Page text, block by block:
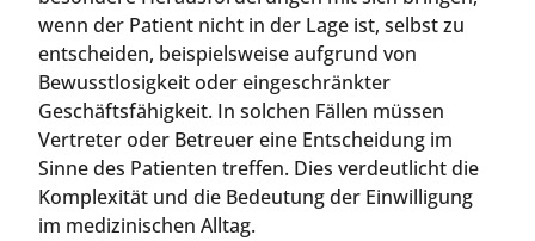
wenn der Patient nicht in der Lage ist, selbst zu
entscheiden, beispielsweise aufgrund von
Bewusstlosigkeit oder eingeschränkter
Geschäftsfähigkeit. In solchen Fällen müssen
Vertreter oder Betreuer eine Entscheidung im
Sinne des Patienten treffen. Dies verdeutlicht die
Komplexität und die Bedeutung der Einwilligung
im medizinischen Alltag.